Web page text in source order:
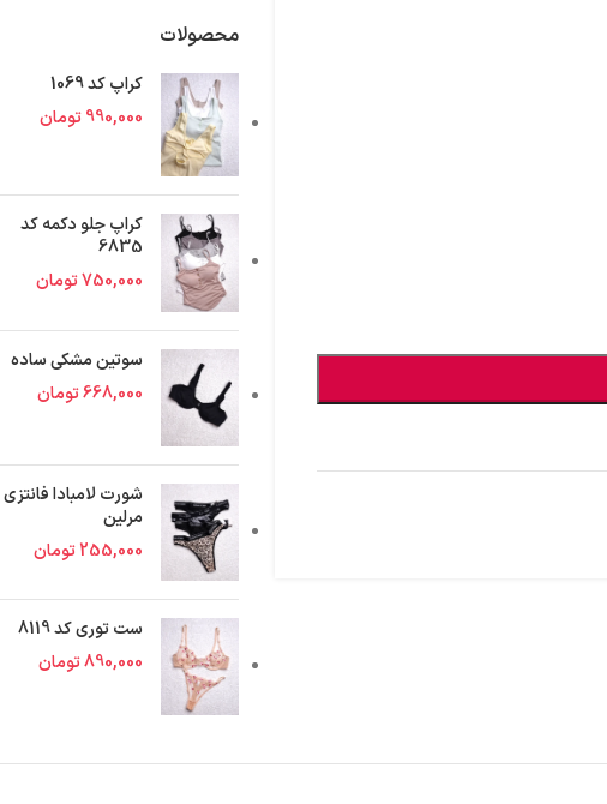
محصولات
کراپ کد 1069
990,000تومان
کراپ جلو دکمه کد
6835
750,000تومان
سوتین مشکی ساده
668,000تومان
شورت لامبادا فانتزی
مرلین
255,000تومان
ست توری کد 8119
890,000تومان